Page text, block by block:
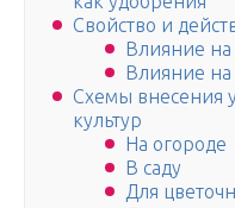
Свойство и
Влияние на
Влияние на
Схемы внесения
культур
На огороде
В саду
Для